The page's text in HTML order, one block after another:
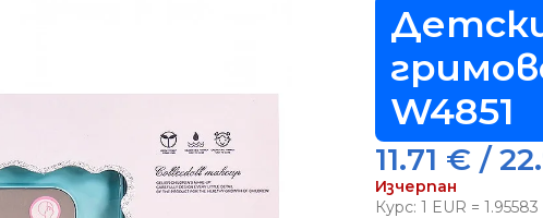
W4851
11.71 € /
Изчерпан
Курс: 1 EUR =